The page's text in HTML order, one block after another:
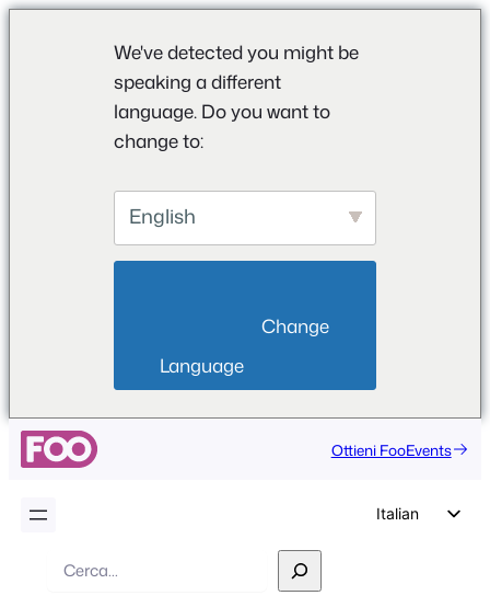
We've detected you might be
speaking a different
language. Do you want to
change to:
English
Language
Ottieni FooEvents
Italian
Ricerca